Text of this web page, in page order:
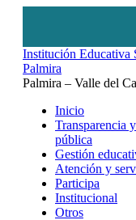
Institución Educativa
Palmira
Palmira – Valle del
Inicio
Transparencia
pública
Gestión
Atención y
Participa
Institucional
Otros